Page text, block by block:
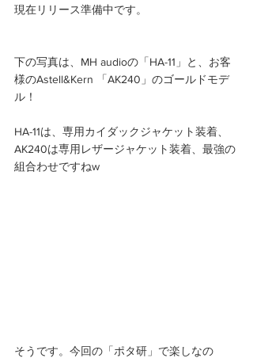
現在リリース準備中です。
下の写真は、MH audioの「HA-11」と、お客
様のAstell&Kern 「AK240」のゴールドモデ
ル！
HA-11は、専用カイダックジャケット装着、
AK240は専用レザージャケット装着、最強の
組合わせですねw
そうです。今回の「ポタ研」で楽しなの